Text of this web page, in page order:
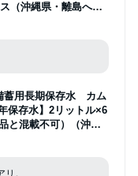
（沖縄県・離島への
蓄用長期保存水 カム
保存水】2リットル×6
と混載不可）（沖
。